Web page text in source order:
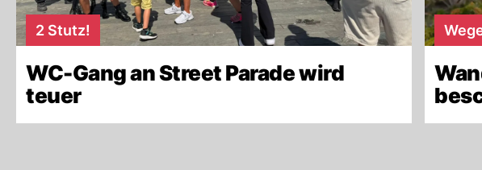
2 Stutz!
WC-Gang an Street Parade wird
teuer